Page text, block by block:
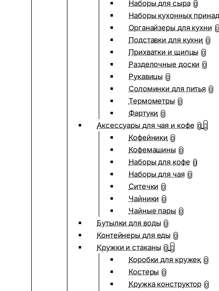
Наборы для сыра 0
Наборы кухонных
Органайзеры для кухни 0
Подставки для кухни 0
Прихватки и щипцы 0
Разделочные доски 0
Рукавицы 0
Соломинки для питья 0
Термометры 0
Фартуки 0
Аксессуары для чая и кофе 0
Кофейники 0
Кофемашины 0
Наборы для кофе 0
Наборы для чая 0
Ситечки 0
Чайники 0
Чайные пары 0
Бутылки для воды 0
Контейнеры для еды 0
Кружки и стаканы 0
Коробки для кружек 0
Костеры 0
Кружка конструктор 0